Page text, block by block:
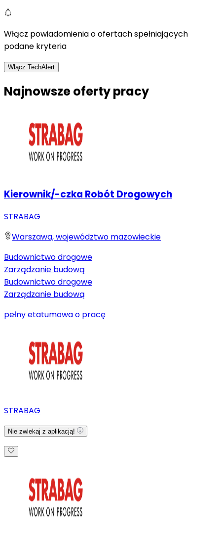
Włącz powiadomienia o ofertach spełniających
podane kryteria
Włącz TechAlert
Najnowsze oferty pracy
Kierownik/-czka Robót Drogowych
STRABAG
Warszawa, województwo mazowieckie
Budownictwo drogowe
Zarządzanie budową
Budownictwo drogowe
Zarządzanie budową
pełny etatumowa o pracę
STRABAG
Nie zwlekaj z aplikacją!